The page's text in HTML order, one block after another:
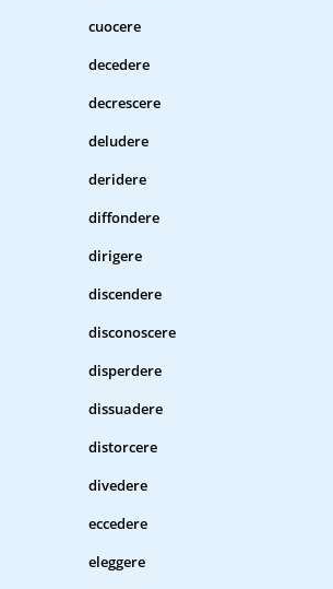
cuocere
decedere
decrescere
deludere
deridere
diffondere
dirigere
discendere
disconoscere
disperdere
dissuadere
distorcere
divedere
eccedere
eleggere